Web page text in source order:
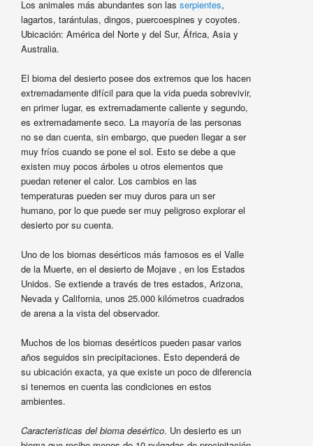
Los animales más abundantes son las serpientes,
lagartos, tarántulas, dingos, puercoespines y coyotes.
Ubicación: América del Norte y del Sur, África, Asia y
Australia.
El bioma del desierto posee dos extremos que los hacen
extremadamente difícil para que la vida pueda sobrevivir,
en primer lugar, es extremadamente caliente y segundo,
es extremadamente seco. La mayoría de las personas
no se dan cuenta, sin embargo, que pueden llegar a ser
muy fríos cuando se pone el sol. Esto se debe a que
existen muy pocos árboles u otros elementos que
puedan retener el calor. Los cambios en las
temperaturas pueden ser muy duros para un ser
humano, por lo que puede ser muy peligroso explorar el
desierto por su cuenta.
Uno de los biomas desérticos más famosos es el Valle
de la Muerte, en el desierto de Mojave , en los Estados
Unidos. Se extiende a través de tres estados, Arizona,
Nevada y California, unos 25.000 kilómetros cuadrados
de arena a la vista del observador.
Muchos de los biomas desérticos pueden pasar varios
años seguidos sin precipitaciones. Esto dependerá de
su ubicación exacta, ya que existe un poco de diferencia
si tenemos en cuenta las condiciones en estos
ambientes.
Características del bioma desértico. Un desierto es un